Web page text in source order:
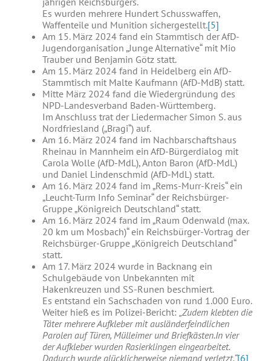
Es wurden mehrere Hundert Schusswaffen,
Waffenteile und Munition sichergestellt.[5]
Am 15. März 2024 fand ein Stammtisch der AfD-
Jugendorganisation „Junge Alternative“ mit Mio
Trauber und Benjamin Götz statt.
Am 15. März 2024 fand in Heidelberg ein AfD-
Stammtisch mit Malte Kaufmann (AfD-MdB) statt.
Mitte März 2024 fand die Wiedergründung des
NPD-Landesverband Baden-Württemberg.
Im Anschluss trat der Liedermacher Simon S. aus
Nordfriesland („Bragi“) auf.
Am 16. März 2024 fand im Nachbarschaftshaus
Rheinau in Mannheim ein AfD-Bürgerdialog mit
Carola Wolle (AfD-MdL), Anton Baron (AfD-MdL)
und Daniel Lindenschmid (AfD-MdL) statt.
Am 16. März 2024 fand im „Rems-Murr-Kreis“ ein
„Leucht-Turm Info Seminar“ der Reichsbürger-
Gruppe „Königreich Deutschland“ statt.
Am 16. März 2024 fand im „Raum Odenwald (max.
20 km um Mosbach)“ ein Reichsbürger-Vortrag der
Reichsbürger-Gruppe „Königreich Deutschland“
statt.
Am 17. März 2024 wurde in Backnang ein
Schulgebäude von Unbekannten mit
Hakenkreuzen und SS-Runen beschmiert.
Es entstand ein Sachschaden von rund 1.000 Euro.
Weiter hieß es im Polizei-Bericht: „Zudem klebten die
Täter mehrere Aufkleber mit ausländerfeindlichen
Parolen auf Türen, Mülleimer und Briefkästen.In vier
der Aufkleber wurden Rasierklingen eingearbeitet.
Dadurch wurde glücklicherweise niemand verletzt.“[6]